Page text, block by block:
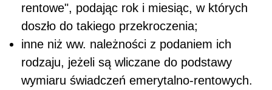
rentowe", podając rok i miesiąc, w których
doszło do takiego przekroczenia;
inne niż ww. należności z podaniem ich
rodzaju, jeżeli są wliczane do podstawy
wymiaru świadczeń emerytalno-rentowych.